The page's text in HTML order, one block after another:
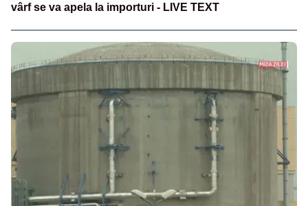
vârf se va apela la importuri - LIVE TEXT